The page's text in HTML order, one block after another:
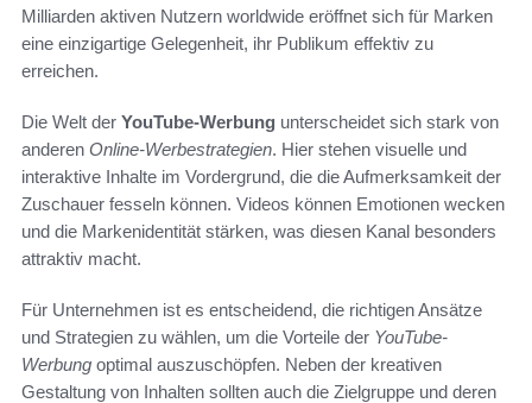
Milliarden aktiven Nutzern worldwide eröffnet sich für Marken
eine einzigartige Gelegenheit, ihr Publikum effektiv zu
erreichen.
Die Welt der YouTube-Werbung unterscheidet sich stark von
anderen Online-Werbestrategien. Hier stehen visuelle und
interaktive Inhalte im Vordergrund, die die Aufmerksamkeit der
Zuschauer fesseln können. Videos können Emotionen wecken
und die Markenidentität stärken, was diesen Kanal besonders
attraktiv macht.
Für Unternehmen ist es entscheidend, die richtigen Ansätze
und Strategien zu wählen, um die Vorteile der YouTube-
Werbung optimal auszuschöpfen. Neben der kreativen
Gestaltung von Inhalten sollten auch die Zielgruppe und deren